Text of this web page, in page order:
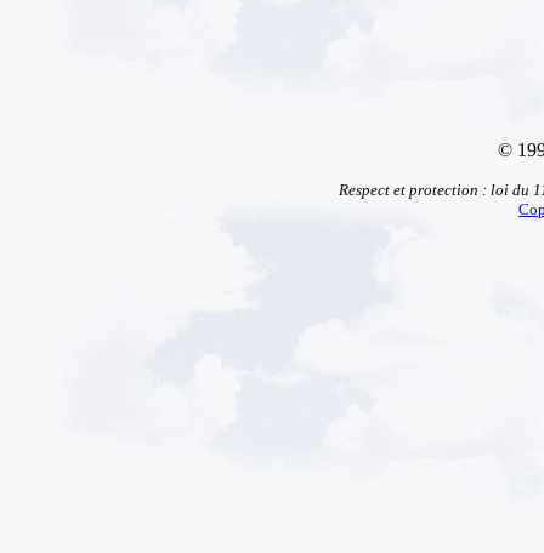
©
Respect et protection : loi du